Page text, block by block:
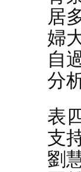
居
婦
自
分
表
支
劉